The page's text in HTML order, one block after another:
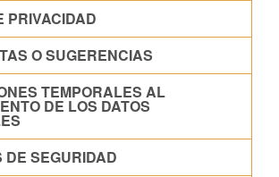
PRIVACIDAD
O SUGERENCIAS
TEMPORALES AL
DE LOS DATOS
DE SEGURIDAD